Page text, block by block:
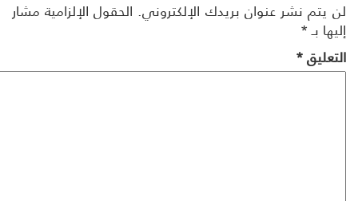
يتم نشر عنوان بريدك الإلكتروني. الحقول الإلزامية مشار
بـ*
*